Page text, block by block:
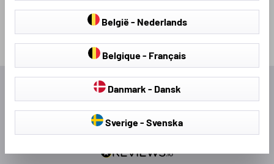
Uitstekend
4,68Gemiddeld
321Recensies
België - Nederlands
Belgique - Français
Danmark - Dansk
Sverige - Svenska